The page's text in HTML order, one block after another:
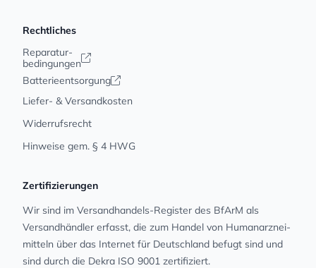
Rechtliches
Reparatur-
bedingungen
Batterieentsorgung
Liefer- & Versandkosten
Widerrufsrecht
Hinweise gem. § 4 HWG
Zertifizierungen
Wir sind im Versandhandels-Register des BfArM als
Versandhändler erfasst, die zum Handel von Human­arz­nei­
mit­teln über das Internet für Deutschland befugt sind und
sind durch die Dekra ISO 9001 zertifiziert.